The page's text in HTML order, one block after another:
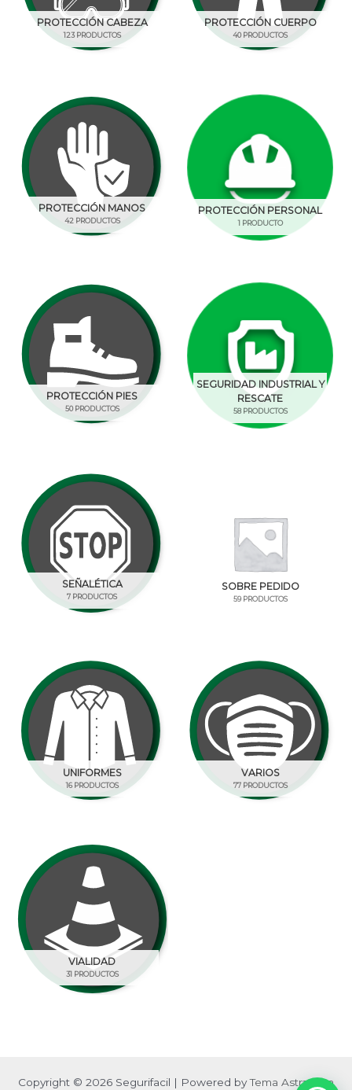
PROTECCIÓN CABEZA
123 PRODUCTOS
PROTECCIÓN CUERPO
40 PRODUCTOS
PROTECCIÓN MANOS
42 PRODUCTOS
PROTECCIÓN PERSONAL
1 PRODUCTO
PROTECCIÓN PIES
50 PRODUCTOS
SEGURIDAD INDUSTRIAL Y
RESCATE
58 PRODUCTOS
SEÑALÉTICA
7 PRODUCTOS
SOBRE PEDIDO
59 PRODUCTOS
UNIFORMES
16 PRODUCTOS
VARIOS
77 PRODUCTOS
VIALIDAD
31 PRODUCTOS
Copyright © 2026 Segurifacil | Powered byTema Astra para